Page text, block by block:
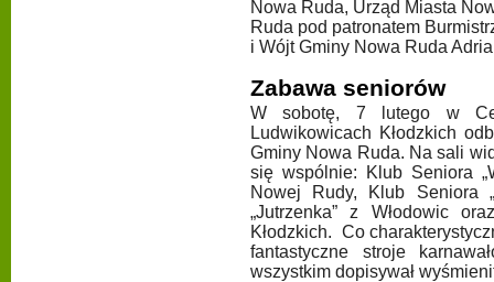
Nowa Ruda, Urząd Miasta
Ruda pod patronatem
i Wójt Gminy Nowa Ruda
Zabawa seniorów
W sobotę, 7 lutego w
Ludwikowicach Kłodzkich
Gminy Nowa Ruda. Na sali
się wspólnie: Klub Seniora
Nowej Rudy, Klub Seniora
„Jutrzenka” z Włodowic
Kłodzkich. Co
fantastyczne stroje
wszystkim dopisywał